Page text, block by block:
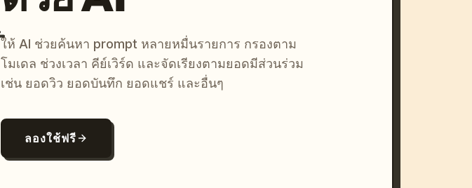
ให้ AI ช่วยค้นหา prompt หลายหมื่นรายการ กรองตาม
โมเดล ช่วงเวลา คีย์เวิร์ด และจัดเรียงตามยอดมีส่วนร่วม
เช่น ยอดวิว ยอดบันทึก ยอดแชร์ และอื่นๆ
ลองใช้ฟรี